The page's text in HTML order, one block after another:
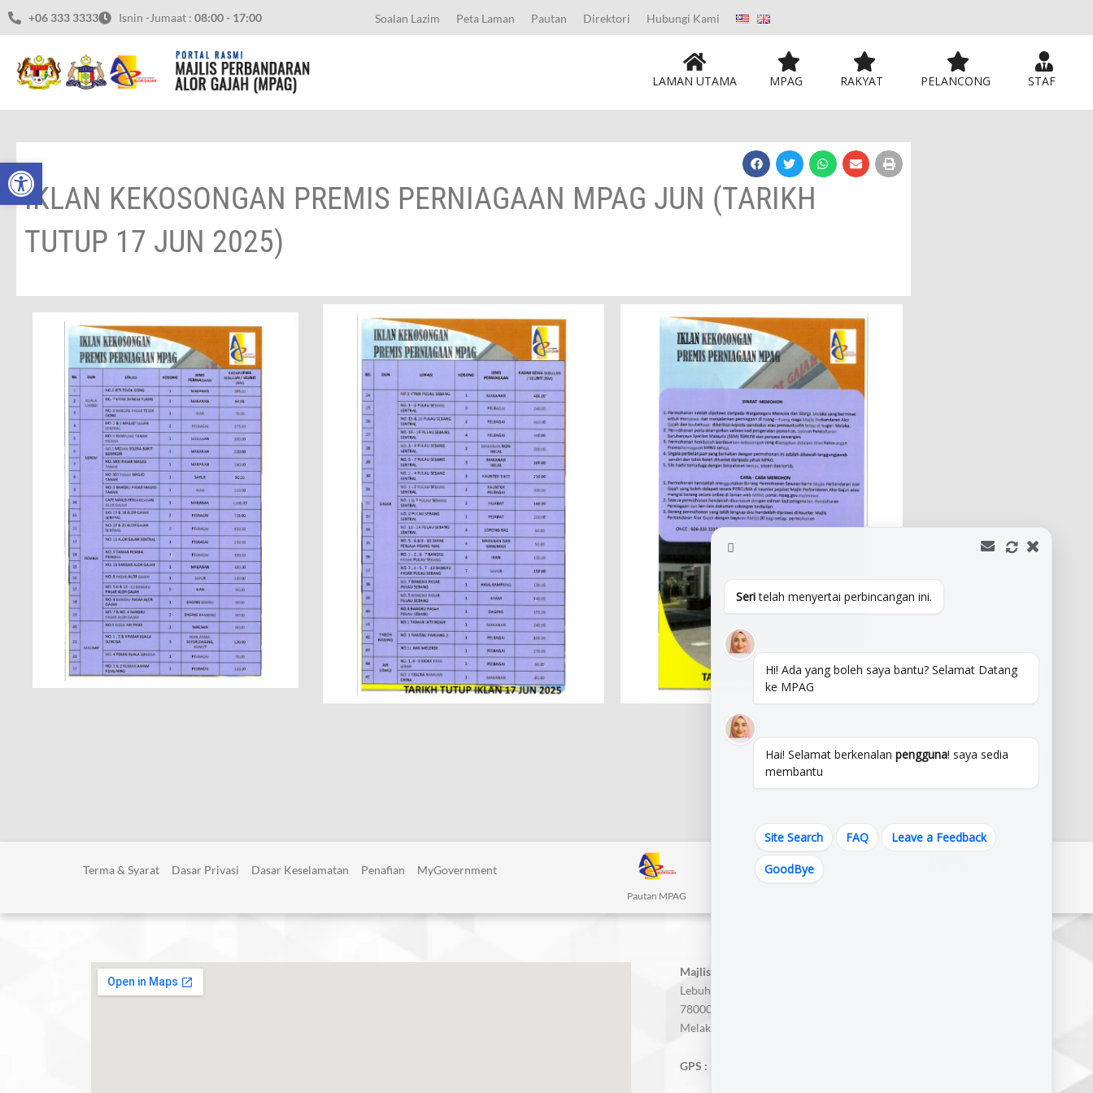
Open toolbar
Skip
+06 333 3333 Isnin -Jumaat : 08:00 - 17:00 Soalan Lazim Peta Laman Pautan Direktori Hubungi Kami
LAMAN UTAMA MPAG RAKYAT PELANCONG STAF
IKLAN KEKOSONGAN PREMIS PERNIAGAAN MPAG JUN (TARIKH
TUTUP 17 JUN 2025)
Terma & Syarat Dasar Privasi Dasar Keselamatan Penafian MyGovernment
Pautan MPAG
Majlis Perbandaran Alor Gajah (MPAG),
Lebuh AMJ,
78000 Alor Gajah,
Melaka, Malaysia.
GPS : 2.3820644,102.209822
Seritelah menyertai perbincangan ini.
Hi! Ada yang boleh saya bantu? Selamat Datang
ke MPAG
Hai! Selamat berkenalan pengguna! saya sedia
membantu
Site Search FAQ Leave a Feedback
GoodBye